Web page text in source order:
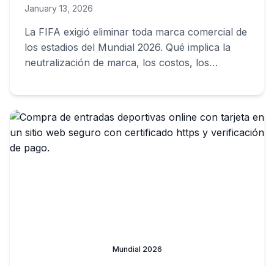
January 13, 2026
La FIFA exigió eliminar toda marca comercial de
los estadios del Mundial 2026. Qué implica la
neutralización de marca, los costos, los
Unidos, México y Canadá.
Mundial 2026